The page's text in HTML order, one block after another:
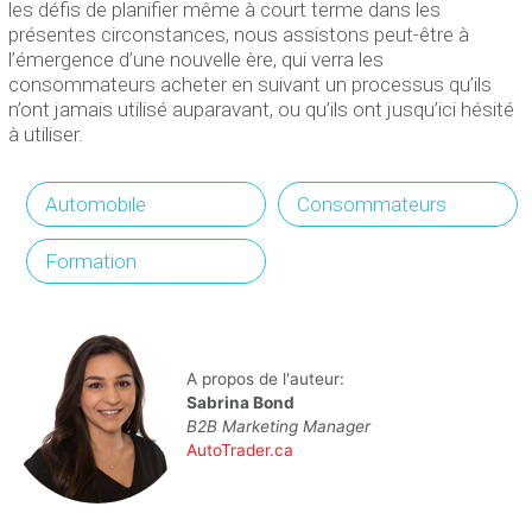
les défis de planifier même à court terme dans les
présentes circonstances, nous assistons peut-être à
l’émergence d’une nouvelle ère, qui verra les
consommateurs acheter en suivant un processus qu’ils
n’ont jamais utilisé auparavant, ou qu’ils ont jusqu’ici hésité
à utiliser.
Automobile Consommateurs
Formation
A propos de l'auteur:
Sabrina Bond
B2B Marketing Manager
AutoTrader.ca